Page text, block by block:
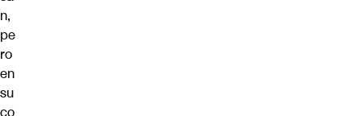
n,
pe
ro
en
su
co